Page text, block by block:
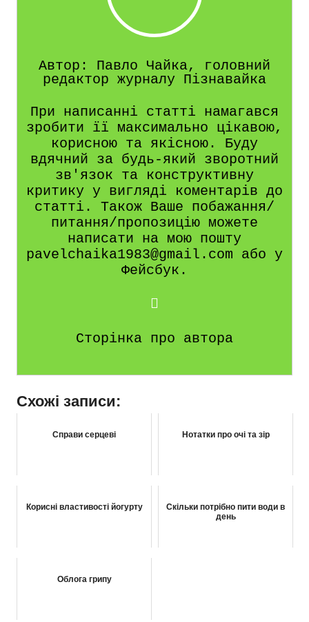
Автор: Павло Чайка, головний
редактор журналу Пізнавайка
При написанні статті намагався
зробити її максимально цікавою,
корисною та якісною. Буду
вдячний за будь-який зворотний
зв'язок та конструктивну
критику у вигляді коментарів до
статті. Також Ваше побажання/
питання/пропозицію можете
написати на мою пошту
pavelchaika1983@gmail.com або у
Фейсбук.
Сторінка про автора
Схожі записи:
Справи серцеві Нотатки про очі та зір
Корисні властивості йогурту
Скільки потрібно пити води в
день
Облога грипу